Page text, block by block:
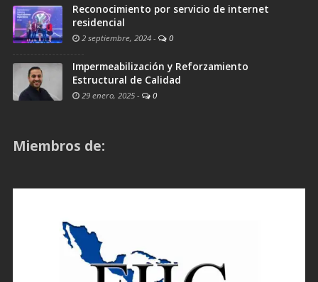
Reconocimiento por servicio de internet
residencial
2 septiembre, 2024 - 0
Impermeabilización y Reforzamiento
Estructural de Calidad
29 enero, 2025 - 0
Miembros de: